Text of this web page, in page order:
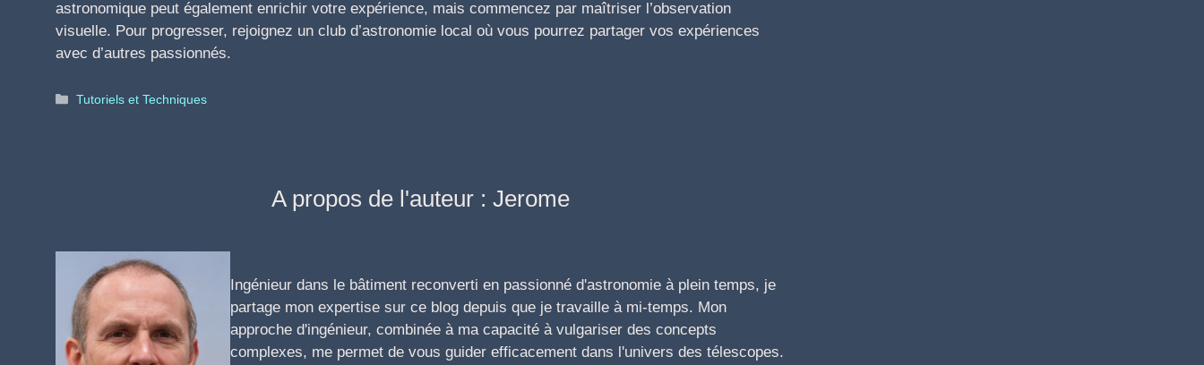
astronomique peut également enrichir votre expérience, mais commencez par maîtriser l’observation
visuelle. Pour progresser, rejoignez un club d’astronomie local où vous pourrez partager vos expériences
avec d’autres passionnés.
Catégories
Tutoriels et Techniques
A propos de l'auteur : Jerome
Ingénieur dans le bâtiment reconverti en passionné d'astronomie à plein temps, je
partage mon expertise sur ce blog depuis que je travaille à mi-temps. Mon
approche d'ingénieur, combinée à ma capacité à vulgariser des concepts
complexes, me permet de vous guider efficacement dans l'univers des télescopes.